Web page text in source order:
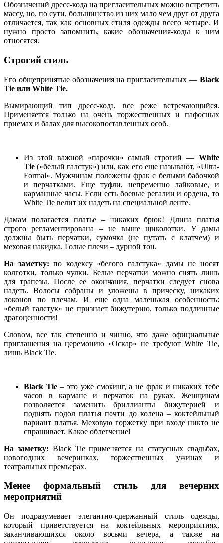
Обозначений дресс-кода на пригласительных можно встретить
массу, но, по сути, большинство из них мало чем друг от друга
отличается, так как основных стиля одежды всего четыре. И
нужно просто запомнить, какие обозначения-коды к ним
относятся.
Строгий стиль
Его общепринятые обозначения на пригласительных — Black
Tie или White Tie.
Вымирающий тип дресс-кода, все реже встречающийся.
Применяется только на очень торжественных и пафосных
приемах и балах для высокопоставленных особ.
Из этой важной «парочки» самый строгий — White
Tie(«белый галстук») или, как его еще называют, «Ultra-
Formal». Мужчинам положены фрак с белыми бабочкой
и перчатками. Еще туфли, непременно лайковые, и
карманные часы. Если есть боевые регалии и ордена, то
White Tie велит их надеть на специальной ленте.
Дамам полагается платье – никаких брюк! Длина платья
строго регламентирована – не выше щиколотки. У дамы
должны быть перчатки, сумочка (не путать с клатчем) и
меховая накидка. Голые плечи – дурной тон.
На заметку: по кодексу «белого галстука» дамы не носят
колготки, только чулки. Белые перчатки можно снять лишь
для трапезы. После ее окончания, перчатки следует снова
надеть. Волосы собраны и уложены в прическу, никаких
локонов по плечам. И еще одна маленькая особенность:
«белый галстук» не признает бижутерию, только подлинные
драгоценности!
Словом, все так степенно и чинно, что даже официальные
приглашения на церемонию «Оскар» не требуют White Tie,
лишь Black Tie.
Black Tie– это уже смокинг, а не фрак и никаких тебе
часов в кармане и перчаток на руках. Женщинам
позволяется заменить бриллианты бижутерией и
поднять подол платья почти до колена – коктейльный
вариант платья. Меховую горжетку при входе никто не
спрашивает. Какое облегчение!
На заметку: Black Tie применяется на статусных свадьбах,
новогодних вечеринках, торжественных ужинах и
театральных премьерах.
Менее формальный стиль для вечерних
мероприятий
Он подразумевает элегантно-сдержанный стиль одежды,
который приветствуется на коктейльных мероприятиях,
заканчивающихся около восьми вечера, а также на